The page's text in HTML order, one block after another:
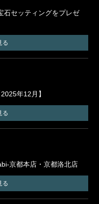
石セッティングをプレゼ
る
年12月】
る
京都本店・京都洛北店
る